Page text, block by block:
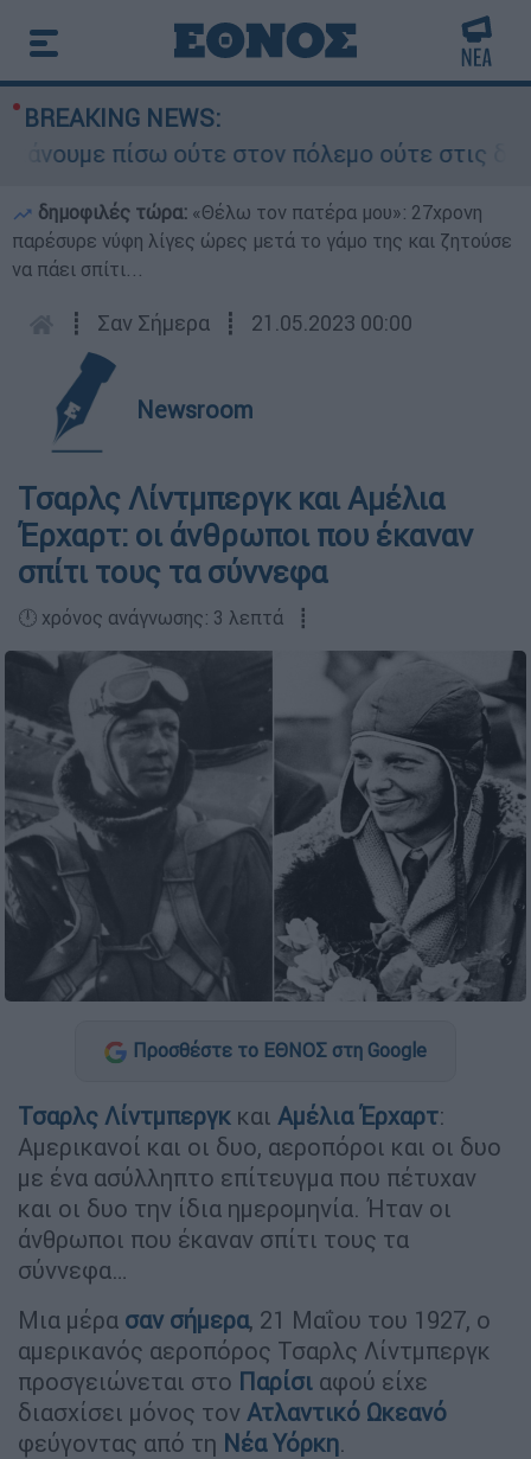
BREAKING NEWS:
πίσω ούτε στον πόλεμο ούτε στις
δημοφιλές τώρα: «Θέλω τον πατέρα μου»: 27χρονη
παρέσυρε νύφη λίγες ώρες μετά το γάμο της και ζητούσε
να πάει σπίτι...
┋ Σαν Σήμερα ┋ 21.05.2023 00:00
Newsroom
Τσαρλς Λίντμπεργκ και Αμέλια
Έρχαρτ: οι άνθρωποι που έκαναν
σπίτι τους τα σύννεφα
🕛 χρόνος ανάγνωσης: 3 λεπτά ┋
Προσθέστε το ΕΘΝΟΣ στη Google
Τσαρλς Λίντμπεργκ και Αμέλια Έρχαρτ:
Αμερικανοί και οι δυο, αεροπόροι και οι δυο
με ένα ασύλληπτο επίτευγμα που πέτυχαν
και οι δυο την ίδια ημερομηνία. Ήταν οι
άνθρωποι που έκαναν σπίτι τους τα
σύννεφα…
Μια μέρα σαν σήμερα, 21 Μαΐου του 1927, ο
αμερικανός αεροπόρος Τσαρλς Λίντμπεργκ
προσγειώνεται στο Παρίσι αφού είχε
διασχίσει μόνος τον Ατλαντικό Ωκεανό
φεύγοντας από τη Νέα Υόρκη.